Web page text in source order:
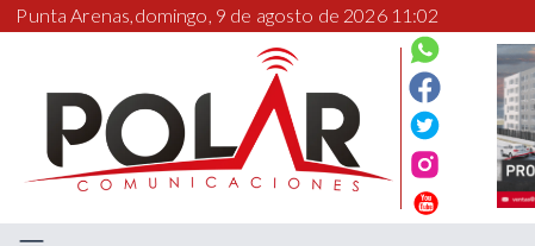
Punta Arenas,domingo, 9 de agosto de 2026 11:02